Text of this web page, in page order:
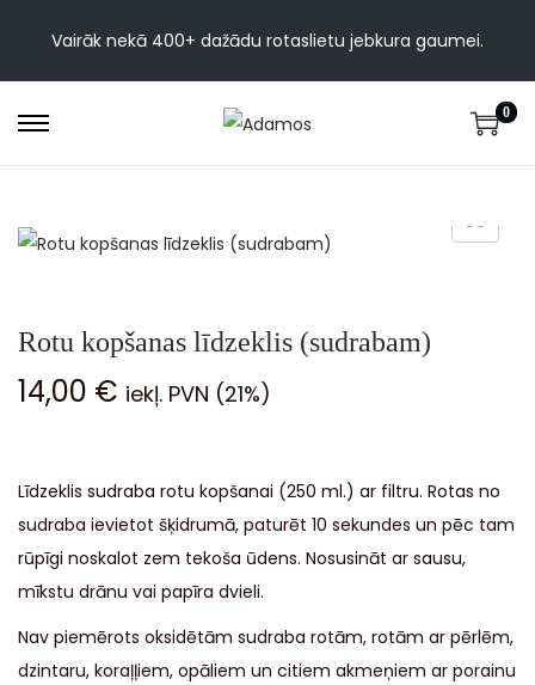
Vairāk nekā 400+ dažādu rotaslietu jebkura gaumei.
0
Rotu kopšanas līdzeklis (sudrabam)
14,00 € iekļ. PVN (21%)
Līdzeklis sudraba rotu kopšanai (250 ml.) ar filtru. Rotas no
sudraba ievietot šķidrumā, paturēt 10 sekundes un pēc tam
rūpīgi noskalot zem tekoša ūdens. Nosusināt ar sausu,
mīkstu drānu vai papīra dvieli.
Nav piemērots oksidētām sudraba rotām, rotām ar pērlēm,
dzintaru, koraļļiem, opāliem un citiem akmeņiem ar porainu